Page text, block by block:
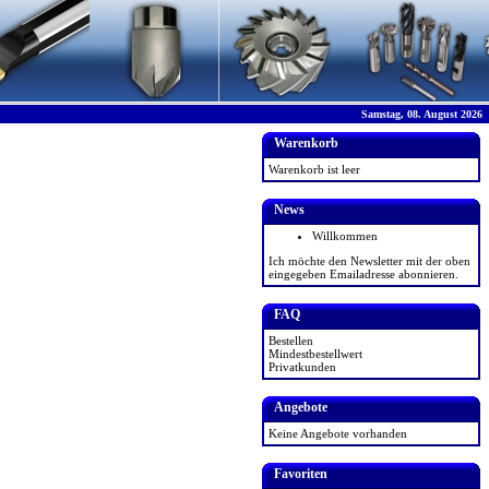
Samstag, 08. August 2026
Warenkorb
Warenkorb ist leer
News
Willkommen
Ich möchte den Newsletter mit der oben
eingegeben Emailadresse abonnieren.
FAQ
Bestellen
Mindestbestellwert
Privatkunden
Angebote
Keine Angebote vorhanden
Favoriten